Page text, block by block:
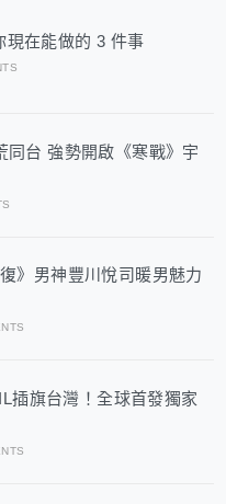
現在能做的 3 件事
同台 強勢開啟《寒戰》宇
》男神豐川悅司暖男魅力
插旗台灣！全球首發獨家